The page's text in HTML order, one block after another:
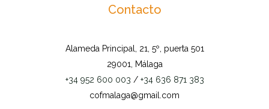
Contacto
Alameda Principal, 21, 5º, puerta 501
29001, Málaga
+34 952 600 003 / +34 636 871 383
cofmalaga@gmail.com